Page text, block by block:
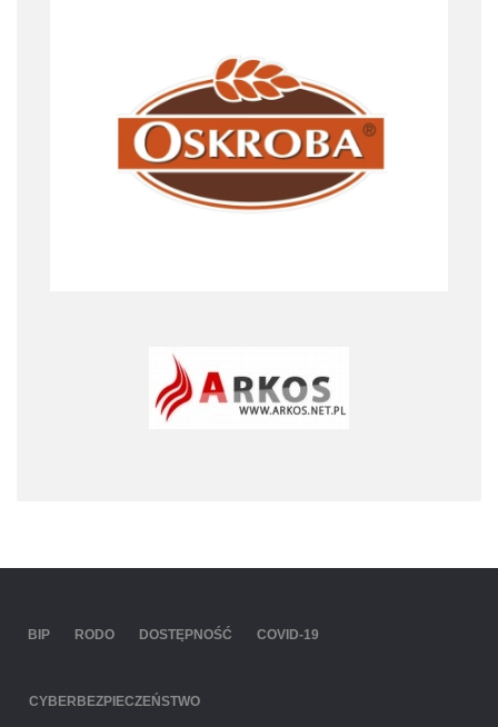
BIP RODO DOSTĘPNOŚĆ COVID-19
CYBERBEZPIECZEŃSTWO